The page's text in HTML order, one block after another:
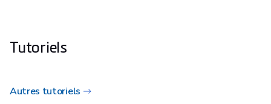
Tutoriels
Autres tutoriels